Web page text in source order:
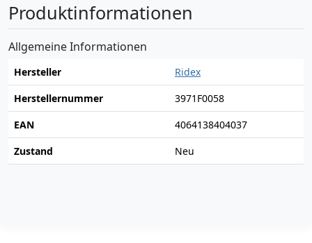
Produktinformationen
Allgemeine Informationen
Hersteller
Ridex
Herstellernummer
3971F0058
EAN
4064138404037
Zustand
Neu